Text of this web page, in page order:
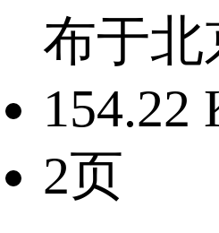
布于北
154.22
2页